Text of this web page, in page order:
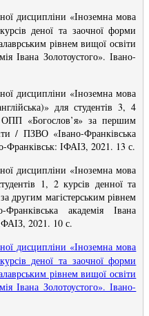
дисципліни «Іноземна мова
деної та заочної форми
рівнем вищої освіти
Івана Золотоустого». Івано-
дисципліни «Іноземна мова
для студентів 3, 4
«Богослов’я» за першим
/ ПЗВО «Івано-Франківська
Франківськ: ІФАІЗ, 2021. 13 с.
дисципліни «Іноземна мова
1, 2 курсів денної та
другим магістерським рівнем
академія Івана
2021. 10 с.
дисципліни «Іноземна мова
деної та заочної форми
рівнем вищої освіти
Івана Золотоустого». Івано-